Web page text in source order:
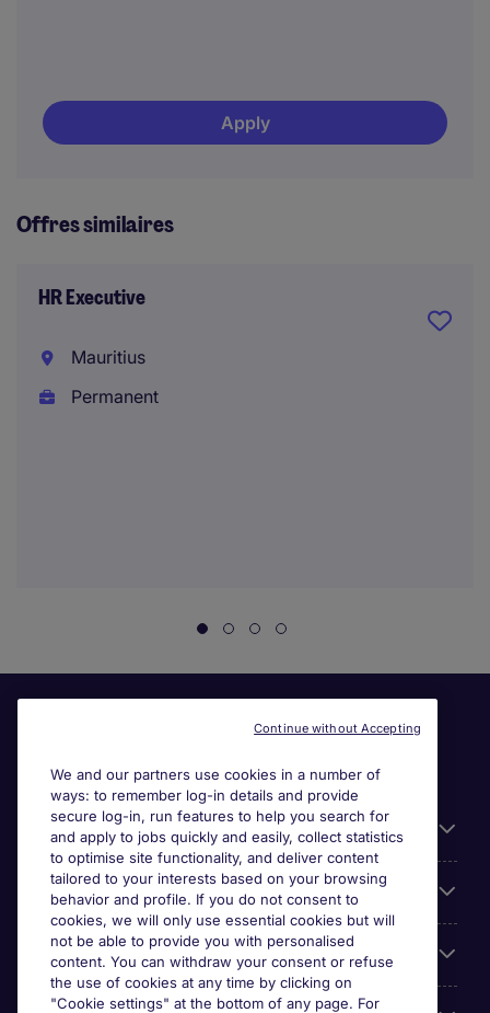
Apply
Offres similaires
HR Executive
Mauritius
Permanent
Useful information
For employers
Looking for a job in
We and our partners use cookies in a number of
ways: to remember log-in details and provide
secure log-in, run features to help you search for
and apply to jobs quickly and easily, collect statistics
to optimise site functionality, and deliver content
tailored to your interests based on your browsing
behavior and profile. If you do not consent to
cookies, we will only use essential cookies but will
not be able to provide you with personalised
content. You can withdraw your consent or refuse
the use of cookies at any time by clicking on
"Cookie settings" at the bottom of any page. For
Continue without Accepting